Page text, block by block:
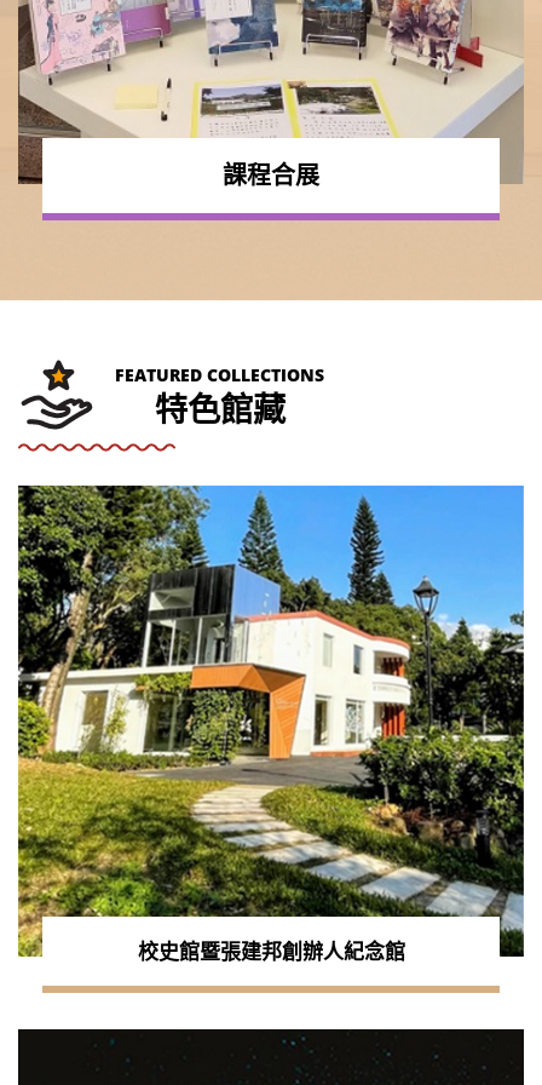
課程合展
FEATURED COLLECTIONS
特色館藏
校史館暨張建邦創辦人紀念館